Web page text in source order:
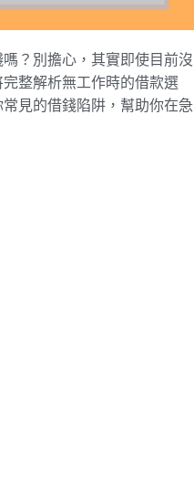
？別擔心，其實即使目前沒
整解析無工作時的借款選
見的借錢陷阱，幫助你在急